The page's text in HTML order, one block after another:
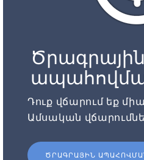
Ծրագրային
Դուք վճարում եք
Ամսական
ԾՐԱԳՐԱՅԻՆ